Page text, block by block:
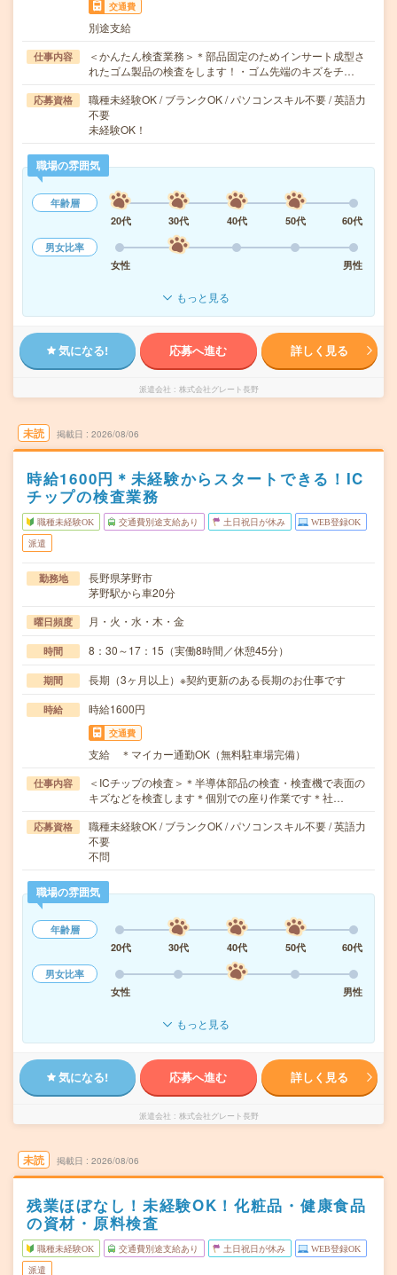
交通費
別途支給
仕事内容
＜かんたん検査業務＞＊部品固定のためインサート成型さ
れたゴム製品の検査をします！・ゴム先端のキズをチ…
応募資格
職種未経験OK / ブランクOK / パソコンスキル不要 / 英語力
不要
未経験OK！
職場の雰囲気
年齢層
20代
30代 40代 50代
60代
男女比率
女性
男性
もっと見る
気になる! 応募へ進む 詳しく見る
派遣会社 株式会社グレート長野
未読 掲載日 2026/08/06
時給1600円＊未経験からスタートできる！IC
チップの検査業務
職種未経験OK 交通費別途支給あり 土日祝日が休み WEB登録OK
派遣
勤務地
長野県茅野市
茅野駅から車20分
曜日頻度 月・火・水・木・金
時間 8：30～17：15（実働8時間／休憩45分）
期間 長期（3ヶ月以上）※契約更新のある長期のお仕事です
時給 時給1600円
交通費
支給 ＊マイカー通勤OK（無料駐車場完備）
仕事内容
＜ICチップの検査＞＊半導体部品の検査・検査機で表面の
キズなどを検査します＊個別での座り作業です＊社…
応募資格
職種未経験OK / ブランクOK / パソコンスキル不要 / 英語力
不要
不問
職場の雰囲気
年齢層
20代
30代 40代 50代
60代
男女比率
女性
男性
もっと見る
気になる! 応募へ進む 詳しく見る
派遣会社 株式会社グレート長野
未読 掲載日 2026/08/06
残業ほぼなし！未経験OK！化粧品・健康食品
の資材・原料検査
職種未経験OK 交通費別途支給あり 土日祝日が休み WEB登録OK
派遣